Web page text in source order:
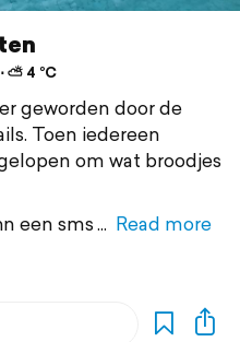
⛅ 4 °C
geworden door de
Toen iedereen
om wat broodjes
een sms
Read more